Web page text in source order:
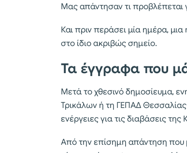
Μας απάντησαν τι προβλέπεται
Και πριν περάσει μία ημέρα,
στο ίδιο ακριβώς σημείο.
Τα έγγραφα που
Μετά το χθεσινό δημοσίευμα,
Τρικάλων ή τη ΓΕΠΑΔ
ενέργειες για τις διαβάσεις της
Από την επίσημη απάντηση που